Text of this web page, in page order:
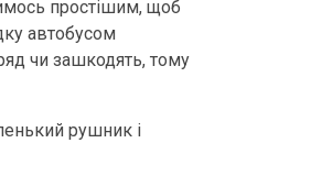
простішим, щоб
автобусом
чи зашкодять, тому
рушник і